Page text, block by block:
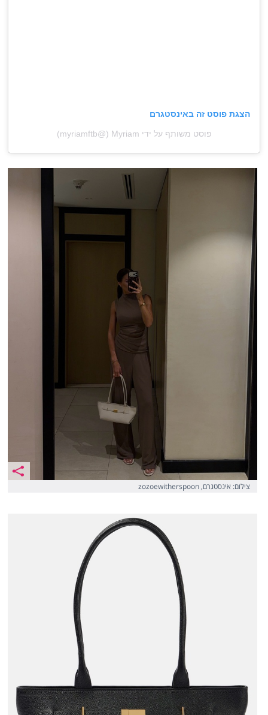
הצגת פוסט זה באינסטגרם
פוסט משותף על ידי ‏‎Myriam‎‏ (@‏‎myriamftb‎‏)
צילום: אינסטגרם, zozoewitherspoon